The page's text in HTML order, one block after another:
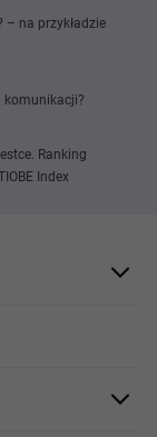
na przykładzie
komunikacji?
Ranking
Index